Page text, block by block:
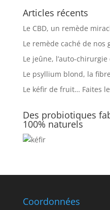
Articles récents
Le CBD, un remède
Le remède caché de nos
Le jeûne, l’auto-
Le psyllium blond, la
Le kéfir de fruit… Faites
Des probiotiques
100% naturels
Coordonnées